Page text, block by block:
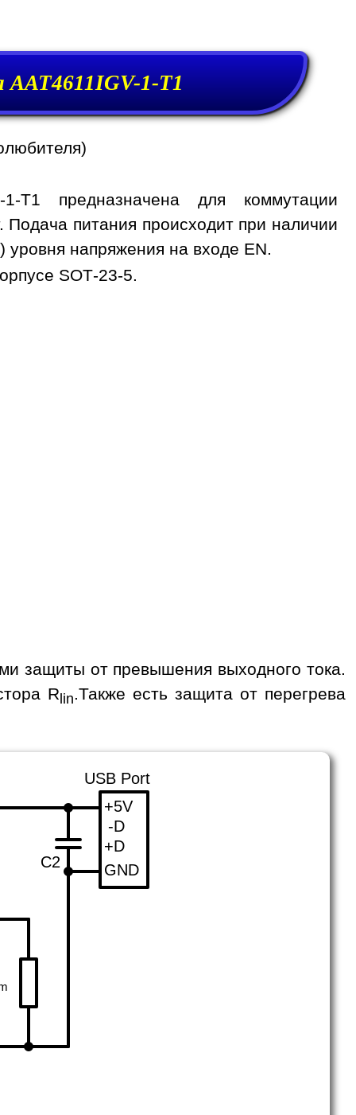
1-T1
1-T1 предназначена для коммутации
Подача питания происходит при наличии
уровня напряжения на входе EN.
SOT-23-5.
защиты от превышения выходного тока.
Rlin .Также есть защита от перегрева
+5V
-D
+D
GND
C2
USB Port